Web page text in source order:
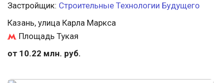
Застройщик: Строительные Технологии Будущего
Казань, улица Карла Маркса
Площадь Тукая
от 10.22 млн. руб.